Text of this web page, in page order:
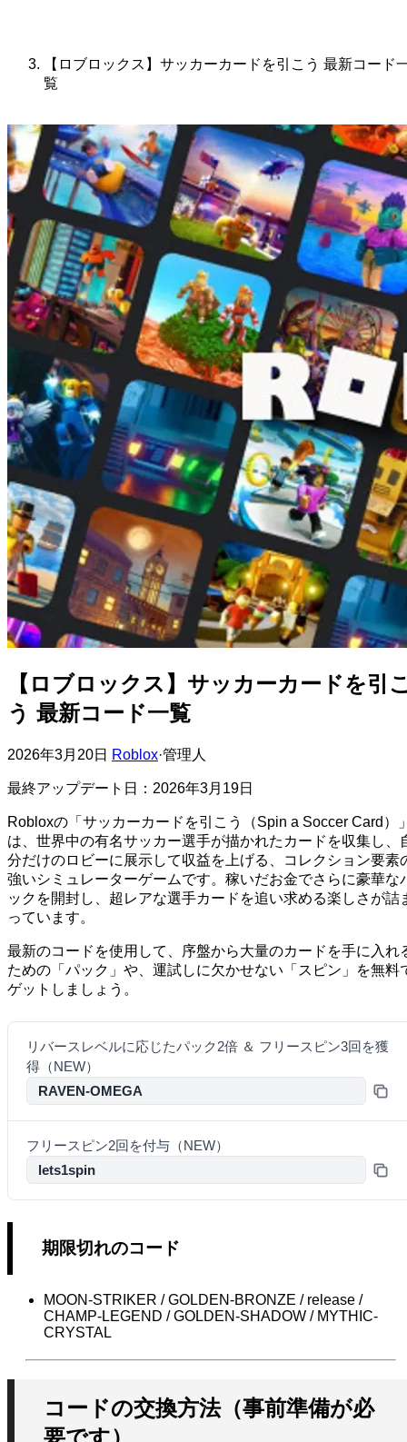
【ロブロックス】サッカーカードを引こう 最新コード
覧
【ロブロックス】サッカーカードを引
う 最新コード一覧
2026年3月20日 Roblox·管理人
最終アップデート日：2026年3月19日
Robloxの「サッカーカードを引こう（Spin a Soccer Card）
は、世界中の有名サッカー選手が描かれたカードを収集し、
分だけのロビーに展示して収益を上げる、コレクション要素
強いシミュレーターゲームです。稼いだお金でさらに豪華な
ックを開封し、超レアな選手カードを追い求める楽しさが詰
っています。
最新のコードを使用して、序盤から大量のカードを手に入れ
ための「パック」や、運試しに欠かせない「スピン」を無料
ゲットしましょう。
リバースレベルに応じたパック2倍 ＆ フリースピン3回を獲
得（NEW）
RAVEN-OMEGA
フリースピン2回を付与（NEW）
lets1spin
期限切れのコード
MOON-STRIKER / GOLDEN-BRONZE / release /
CHAMP-LEGEND / GOLDEN-SHADOW / MYTHIC-
CRYSTAL
コードの交換方法（事前準備が必
要です）